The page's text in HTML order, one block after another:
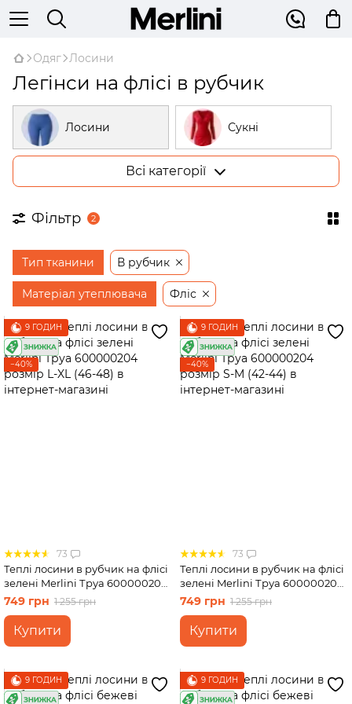
Одяг Лосини
Легінси на флісі в рубчик
Лосини Сукні
Піжами
Сорочки
Штани Жакети
Спідниці Велосипедки
Всі категорії
Фільтр 2
Тип тканини В рубчик
Матеріал утеплювача Фліс
9 ГОДИН
−40%
73
Теплі лосини в рубчик на флісі
зелені Merlini Труа 600000204
розмір L-XL (46-48)
749 грн 1 255 грн
Купити
9 ГОДИН
−40%
73
Теплі лосини в рубчик на флісі
зелені Merlini Труа 600000204
розмір S-M (42-44)
749 грн 1 255 грн
Купити
9 ГОДИН 9 ГОДИН